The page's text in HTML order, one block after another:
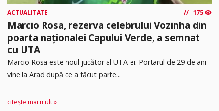
ACTUALITATE 175
Marcio Rosa, rezerva celebrului Vozinha din
poarta naționalei Capului Verde, a semnat
cu UTA
Marcio Rosa este noul jucător al UTA-ei. Portarul de 29 de ani
vine la Arad după ce a făcut parte...
citește mai mult »